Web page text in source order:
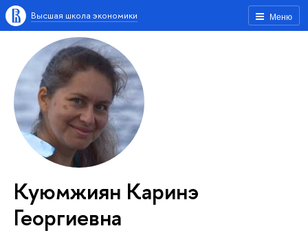
Меню
Высшая школа экономики
Куюмжиян Каринэ
Георгиевна